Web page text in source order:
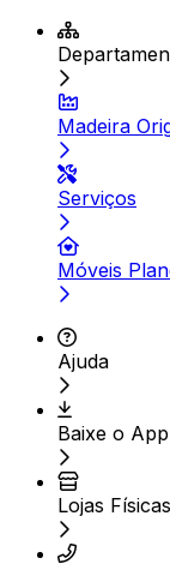
Madeira
Serviços
Móveis
Ajuda
Baixe o App
Lojas Físicas